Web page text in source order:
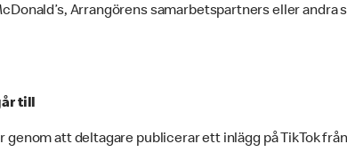
Arrangörens samarbetspartners eller
till
genom att deltagare publicerar ett inlägg på TikTok